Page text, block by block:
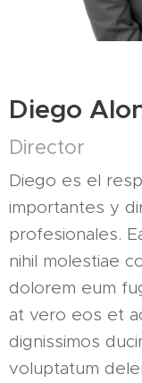
Diego
Director
Diego es el
importantes y
profesionales.
nihil molestiae
dolorem eum
at vero eos et
dignissimos
voluptatum